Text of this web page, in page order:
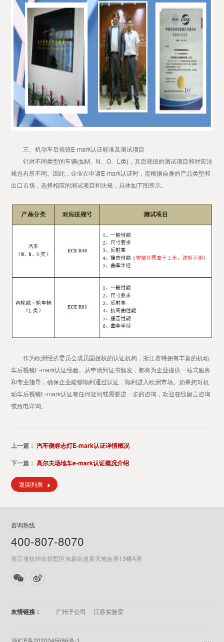
三、机动车后视镜E-mark认证标准及测试项目
针对不同类型的车辆(如M、N、O、L类)，其后视镜的测试项目和对应法
规也有所不同。因此，企业在申请E-mark认证时，需根据自身的产品类型和
出口市场，选择相应的测试项目和法规，具体如下图所示。
作为欧洲经济委员会成员国授权的认证机构，浙江赛特拥有丰富的机动
车后视镜E-mark认证经验。从申请到证书颁发，都将为企业提供一站式服务
和专业指导，确保企业能够顺利通过认证，顺利进入欧洲市场。如果您对机
动车后视镜E-mark认证有任何疑问或需要进一步的咨询，欢迎在线留言咨询
或致电详询。
上一篇：汽车侧标志灯E-mark认证详情概况
下一篇：高尔夫场地车e-mark认证概况介绍
返回列表
咨询热线
400-807-8070
浙江省杭州市拱墅区东新街道新天地金座13楼A座
友情链接： 广州子公司 江苏实验室